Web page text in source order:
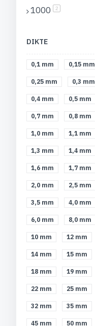
1000 2producten
DIKTE
0,1 mm 0,15 mm
0,25 mm 0,3 mm
0,4 mm 0,5 mm
0,7 mm 0,8 mm
1,0 mm 1,1 mm
1,3 mm 1,4 mm
1,6 mm 1,7 mm
2,0 mm 2,5 mm
3,5 mm 4,0 mm
6,0 mm 8,0 mm
10 mm 12 mm
14 mm 15 mm
18 mm 19 mm
22 mm 25 mm
32 mm 35 mm
45 mm 50 mm